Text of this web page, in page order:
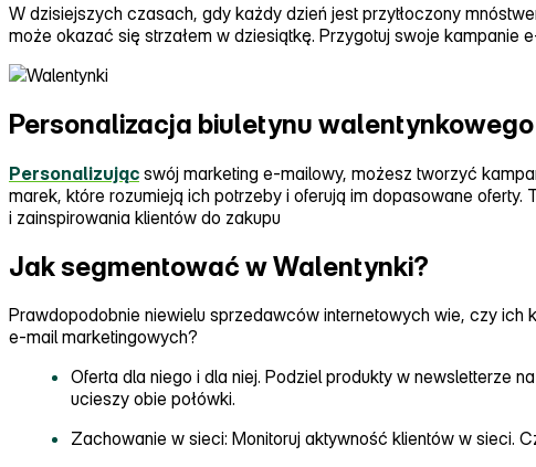
W dzisiejszych czasach, gdy każdy dzień jest przytłoczony
może okazać się strzałem w dziesiątkę. Przygotuj swoje kampanie
Personalizacja biuletynu walentynkowego
Personalizując swój marketing e‑mailowy, możesz tworzyć
marek, które rozumieją ich potrzeby i oferują im dopasowane
i zainspirowania klientów do zakupu
Jak segmentować w Walentynki?
Prawdopodobnie niewielu sprzedawców internetowych wie, czy ich
e‑mail marketingowych?
Oferta dla niego i dla niej. Podziel produkty w newsletterze
ucieszy obie połówki.
Zachowanie w sieci: Monitoruj aktywność klientów w sieci.